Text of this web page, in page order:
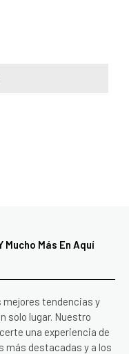
Más En Aquí
tendencias y
solo lugar. Nuestro
una experiencia de
más destacadas y a los